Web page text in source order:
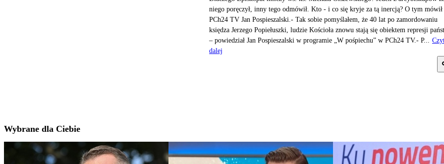
niego poręczył, inny tego odmówił. Kto - i co się kryje za tą inercją? O tym
PCh24 TV Jan Pospieszalski.- Tak sobie pomyślałem, że 40 lat po zamordowaniu
księdza Jerzego Popiełuszki, ludzie Kościoła znowu stają się obiektem represji
– powiedział Jan Pospieszalski w programie „W pośpiechu” w PCh24 TV.- P...
dalej
Wybrane dla Ciebie